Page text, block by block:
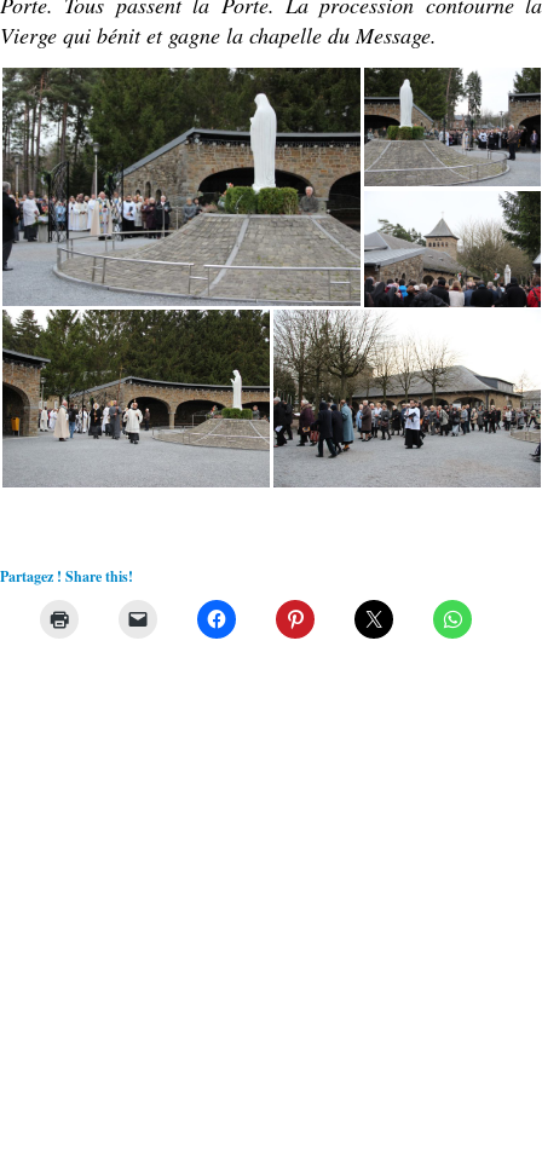
Vierge qui bénit et gagne la chapelle du Message.
Partagez ! Share this!